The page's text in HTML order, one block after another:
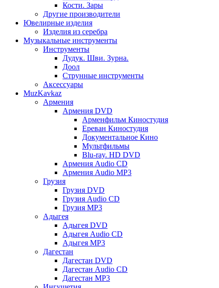
Кости. Зары
Другие производители
Ювелирные изделия
Изделия из серебра
Музыкальные инструменты
Инструменты
Дудук. Шви. Зурна.
Доол
Струнные инструменты
Аксессуары
MuzKavkaz
Армения
Армения DVD
Арменфильм Киностудия
Ереван Киностудия
Документальное Кино
Мультфильмы
Blu-ray. HD DVD
Армения Audio CD
Армения Audio MP3
Грузия
Грузия DVD
Грузия Audio CD
Грузия MP3
Адыгея
Адыгея DVD
Адыгея Audio CD
Адыгея MP3
Дагестан
Дагестан DVD
Дагестан Audio CD
Дагестан MP3